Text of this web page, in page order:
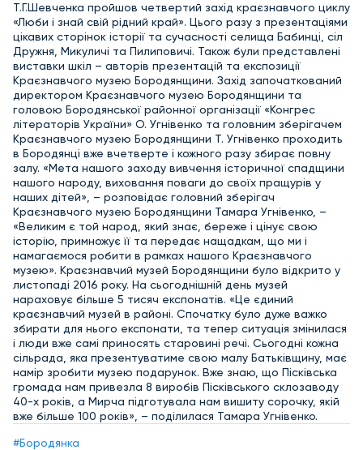
Т.Г.Шевченка пройшов четвертий захід краєзнавчого циклу
«Люби і знай свій рідний край». Цього разу з презентаціями
цікавих сторінок історії та сучасності селища Бабинці, сіл
Дружня, Микуличі та Пилиповичі. Також були представлені
виставки шкіл – авторів презентацій та експозиції
Краєзнавчого музею Бородянщини. Захід започаткований
директором Краєзнавчого музею Бородянщини та
головою Бородянської районної організації «Конгрес
літераторів України» О. Угнівенко та головним зберігачем
Краєзнавчого музею Бородянщини Т. Угнівенко проходить
в Бородянці вже вчетверте і кожного разу збирає повну
залу. «Мета нашого заходу вивчення історичної спадщини
нашого народу, виховання поваги до своїх пращурів у
наших дітей», – розповідає головний зберігач
Краєзнавчого музею Бородянщини Тамара Угнівенко, –
«Великим є той народ, який знає, береже і цінує свою
історію, примножує її та передає нащадкам, що ми і
намагаємося робити в рамках нашого Краєзнавчого
музею». Краєзнавчий музей Бородянщини було відкрито у
листопаді 2016 року. На сьогоднішній день музей
нараховує більше 5 тисяч експонатів. «Це єдиний
краєзнавчий музей в районі. Спочатку було дуже важко
збирати для нього експонати, та тепер ситуація змінилася
і люди вже самі приносять старовині речі. Сьогодні кожна
сільрада, яка презентуватиме свою малу Батьківщину, має
намір зробити музею подарунок. Вже знаю, що Пісківська
громада нам привезла 8 виробів Пісківського склозаводу
40-х років, а Мирча підготувала нам вишиту сорочку, якій
вже більше 100 років», – поділилася Тамара Угнівенко.
#Бородянка